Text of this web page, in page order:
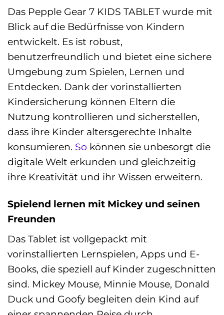
Das Pepple Gear 7 KIDS TABLET wurde mit
Blick auf die Bedürfnisse von Kindern
entwickelt. Es ist robust,
benutzerfreundlich und bietet eine sichere
Umgebung zum Spielen, Lernen und
Entdecken. Dank der vorinstallierten
Kindersicherung können Eltern die
Nutzung kontrollieren und sicherstellen,
dass ihre Kinder altersgerechte Inhalte
konsumieren. So können sie unbesorgt die
digitale Welt erkunden und gleichzeitig
ihre Kreativität und ihr Wissen erweitern.
Spielend lernen mit Mickey und seinen
Freunden
Das Tablet ist vollgepackt mit
vorinstallierten Lernspielen, Apps und E-
Books, die speziell auf Kinder zugeschnitten
sind. Mickey Mouse, Minnie Mouse, Donald
Duck und Goofy begleiten dein Kind auf